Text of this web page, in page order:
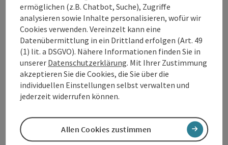
Kontakt
Öffnungszeiten
Anreise/Lage
Ausstattung
ermöglichen (z.B. Chatbot, Suche), Zugriffe
analysieren sowie Inhalte personalisieren, wofür wir
Cookies verwenden. Vereinzelt kann eine
Datenübermittlung in ein Drittland erfolgen (Art. 49
(1) lit. a DSGVO). Nähere Informationen finden Sie in
unserer Datenschutzerklärung. Mit Ihrer Zustimmung
akzeptieren Sie die Cookies, die Sie über die
individuellen Einstellungen selbst verwalten und
jederzeit widerrufen können.
Allen Cookies zustimmen